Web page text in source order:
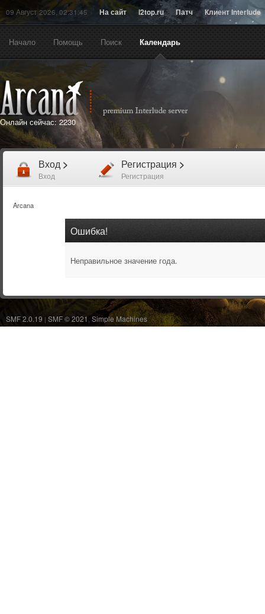
09 Август 2026, 02:31:45 На сайт l2top.ru Патч Клиент Interlude
Начало Помощь Поиск Календарь
Онлайн сейчас: 2230
Вход >
Вход
Регистрация >
Регистрация
Arcana
Ошибка!
Неправильное значение года.
SMF 2.0.19 | SMF © 2021 Simple Machines